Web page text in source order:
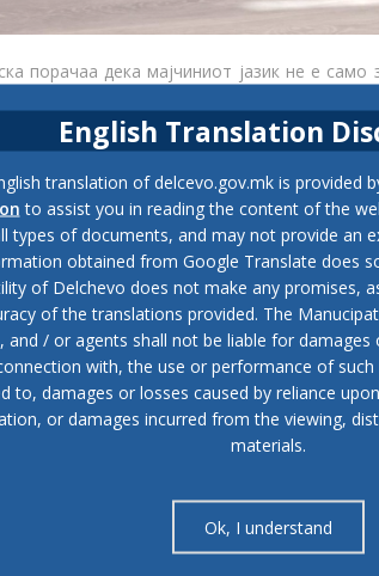
порачаа дека мајчиниот јазик не е само
порака преточена преку лични
и основните училишта во
е само зборови. Тој е култура,
какво што е. Во рамки на
додека второоделенците од
БилјанаПетровска , директорка на ЈЛБ
е негово духовно богатство и
на XXXСедница на Генералната
одржани драматичните протести за
културна разновидност иповеќејазичност.
века има изумирање или драматично
Во светот денес се зборуваат околу
од светот.
English Translation
translation of delcevo.gov.mk is provided
to assist you in reading the content of the
types of documents, and may not provide an
obtained from Google Translate does
of Delchevo does not make any promises,
of the translations provided. The
and / or agents shall not be liable for
with, the use or performance of
to, damages or losses caused by reliance
or damages incurred from the viewing,
materials.
Ok, I understand